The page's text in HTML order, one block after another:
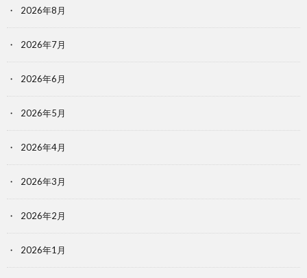
2026年8月
2026年7月
2026年6月
2026年5月
2026年4月
2026年3月
2026年2月
2026年1月